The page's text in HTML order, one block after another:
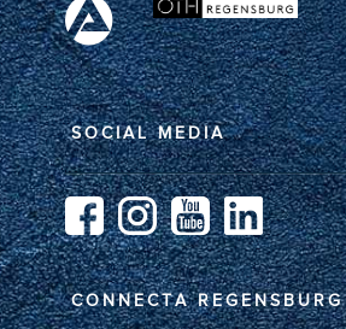
SOCIAL MEDIA
CONNECTA REGENSBURG